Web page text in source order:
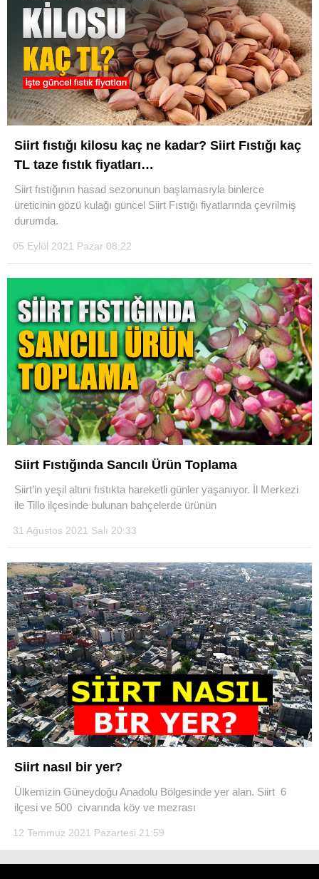
Facebook
Instagram
Siirt fıstığı kilosu kaç ne kadar? Siirt Fıstığı kaç
TL taze fıstık fiyatları…
Siirt fıstığının hasad sezonunun başlamasıyla binlerce
üreticinin gözü kulağı güncel Siirt Fıstığı fiyatlarında çevrilmiş
durumda.
05 Eylül 2021 Pazar 08:22
Siirt Fıstığında Sancılı Ürün Toplama
Siirt’in yeşil altını fıstıkta hareketli günler yaşanıyor. İl Merkezi
ile Tillo ilçesinde bulunan bahçelerde ürünün
31 Ağustos 2021 Salı 20:33
Siirt nasıl bir yer?
Ülkemizin Güneydoğu Anadolu Bölgesinde yer alan. Siirt 6
ilçesi ve 500 civarında köy ve mezrası
12 Temmuz 2021 Pazartesi 21:59